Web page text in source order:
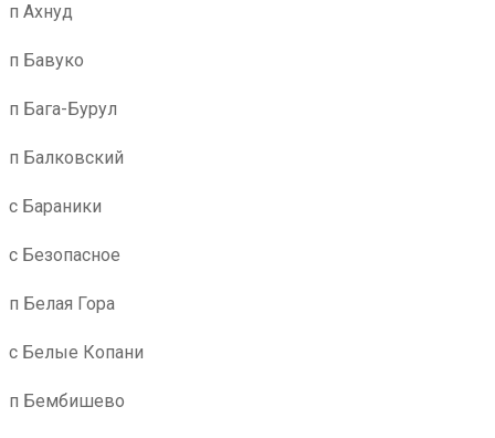
п Ахнуд
п Бавуко
п Бага-Бурул
п Балковский
с Бараники
с Безопасное
п Белая Гора
с Белые Копани
п Бембишево